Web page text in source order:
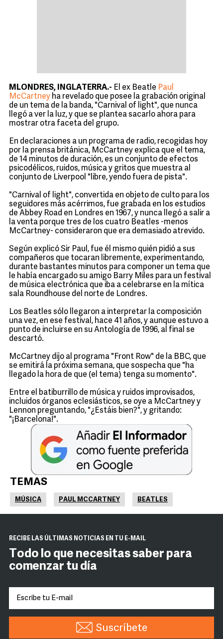
MLONDRES, INGLATERRA.- El ex Beatle Paul
McCartney ha revelado que posee la grabación original
de un tema de la banda, "Carnival of light", que nunca
llegó a ver la luz, y que se plantea sacarlo ahora para
mostrar otra faceta del grupo.
En declaraciones a un programa de radio, recogidas hoy
por la prensa británica, McCartney explica que el tema,
de 14 minutos de duración, es un conjunto de efectos
psicodélicos, ruidos, música y gritos que muestra al
conjunto de Liverpool "libre, yendo fuera de pista".
"Carnival of light", convertida en objeto de culto para los
seguidores más acérrimos, fue grabada en los estudios
de Abbey Road en Londres en 1967, y nunca llegó a salir a
la venta porque tres de los cuatro Beatles -menos
McCartney- consideraron que era demasiado atrevido.
Según explicó Sir Paul, fue él mismo quién pidió a sus
compañeros que tocaran libremente, experimentando,
durante bastantes minutos para componer un tema que
le había encargado su amigo Barry Miles para un festival
de música electrónica que iba a celebrarse en la mítica
sala Roundhouse del norte de Londres.
Los Beatles sólo llegaron a interpretar la composición
una vez, en ese festival, hace 41 años, y aunque estuvo a
punto de incluirse en su Antología de 1996, al final se
descartó.
McCartney dijo al programa "Front Row" de la BBC, que
se emitirá la próxima semana, que sospecha que "ha
llegado la hora de que (el tema) tenga su momento".
Entre el batiburrillo de música y ruidos improvisados,
incluidos órganos eclesiásticos, se oye a McCartney y
Lennon preguntando, "¿Estáis bien?", y gritando:
"¡Barcelona!".
TEMAS
MÚSICA PAUL MCCARTNEY BEATLES
RECIBE LAS ÚLTIMAS NOTICIAS EN TU E-MAIL
Todo lo que necesitas saber para
comenzar tu día
Suscríbete